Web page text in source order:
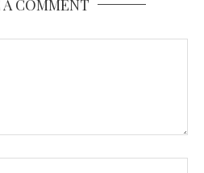
A COMMENT